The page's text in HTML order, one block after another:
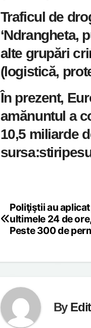
Traficul de
‘Ndrangheta,
alte grupări
(logistică,
În prezent,
amănuntul a
10,5 miliarde
Post
navigation
Poliţiştii au
ultimele 24 de
Peste 300 de
By